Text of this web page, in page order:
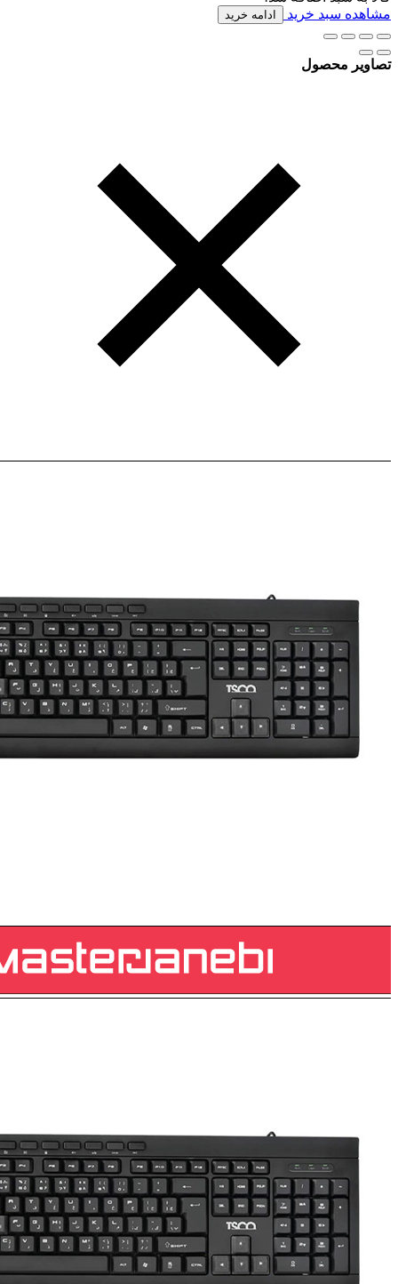
مشاهده سبد خرید
ادامه خرید
تصاویر محصول